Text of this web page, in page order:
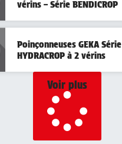
vérins – Série BENDICROP
Poinçonneuses GEKA Série
HYDRACROP à 2 vérins
Voir plus